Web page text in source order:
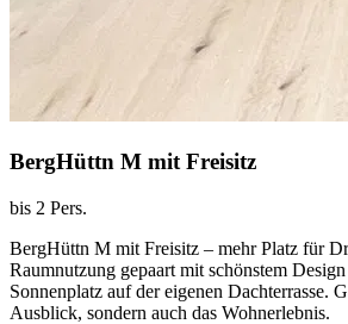
BergHüttn M mit Freisitz
bis 2 Pers.
BergHüttn M mit Freisitz – mehr Platz für
Raumnutzung gepaart mit schönstem
Sonnenplatz auf der eigenen Dachterrasse.
Ausblick, sondern auch das Wohnerlebnis.